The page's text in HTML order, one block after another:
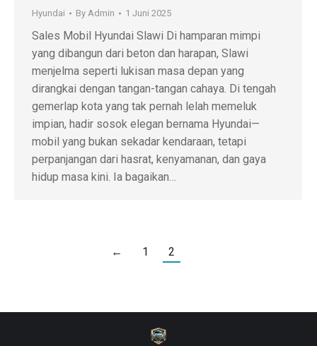
Hyundai By Admin 1 Juni 2025
Sales Mobil Hyundai Slawi Di hamparan mimpi
yang dibangun dari beton dan harapan, Slawi
menjelma seperti lukisan masa depan yang
dirangkai dengan tangan-tangan cahaya. Di tengah
gemerlap kota yang tak pernah lelah memeluk
impian, hadir sosok elegan bernama Hyundai—
mobil yang bukan sekadar kendaraan, tetapi
perpanjangan dari hasrat, kenyamanan, dan gaya
hidup masa kini. Ia bagaikan…
← 1 2